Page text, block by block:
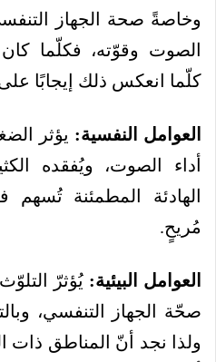
وخاصةً صحة الجهاز
الصوت وقوّته، فكلّما
كلّما انعكس ذلك إيجابًا
العوامل النفسية: يؤثر
أداء الصوت، ويُفقده
الهادئة المطمئنة
مُريحٍ.
العوامل البيئية: يُؤثرّ
صحّة الجهاز التنفسي،
ولذا نجد أنّ المناطق ذات